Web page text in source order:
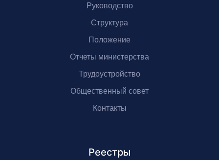
Руководство
Структура
Положение
Отчеты министерства
Трудоустройство
Общественный совет
Контакты
Реестры